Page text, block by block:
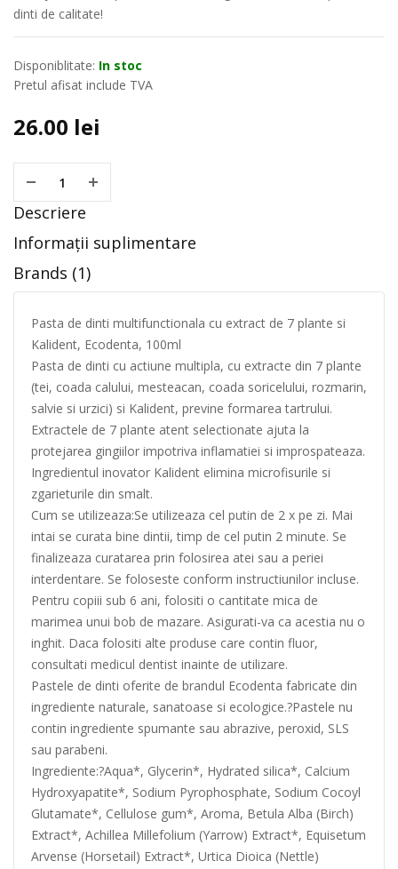
dinti de calitate!
Disponiblitate: In stoc
Pretul afisat include TVA
26.00 lei
Descriere
Informații suplimentare
Brands (1)
Pasta de dinti multifunctionala cu extract de 7 plante si
Kalident, Ecodenta, 100ml
Pasta de dinti cu actiune multipla, cu extracte din 7 plante
(tei, coada calului, mesteacan, coada soricelului, rozmarin,
salvie si urzici) si Kalident, previne formarea tartrului.
Extractele de 7 plante atent selectionate ajuta la
protejarea gingiilor impotriva inflamatiei si improspateaza.
Ingredientul inovator Kalident elimina microfisurile si
zgarieturile din smalt.
Cum se utilizeaza:Se utilizeaza cel putin de 2 x pe zi. Mai
intai se curata bine dintii, timp de cel putin 2 minute. Se
finalizeaza curatarea prin folosirea atei sau a periei
interdentare. Se foloseste conform instructiunilor incluse.
Pentru copiii sub 6 ani, folositi o cantitate mica de
marimea unui bob de mazare. Asigurati-va ca acestia nu o
inghit. Daca folositi alte produse care contin fluor,
consultati medicul dentist inainte de utilizare.
Pastele de dinti oferite de brandul Ecodenta fabricate din
ingrediente naturale, sanatoase si ecologice.?Pastele nu
contin ingrediente spumante sau abrazive, peroxid, SLS
sau parabeni.
Ingrediente:?Aqua*, Glycerin*, Hydrated silica*, Calcium
Hydroxyapatite*, Sodium Pyrophosphate, Sodium Cocoyl
Glutamate*, Cellulose gum*, Aroma, Betula Alba (Birch)
Extract*, Achillea Millefolium (Yarrow) Extract*, Equisetum
Arvense (Horsetail) Extract*, Urtica Dioica (Nettle)